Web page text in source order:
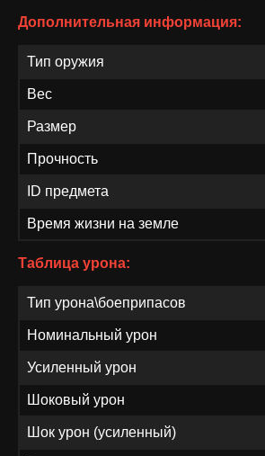
Дополнительная информация:
Тип оружия
Вес
Размер
Прочность
ID предмета
Время жизни на земле
Таблица урона:
Тип урона\боеприпасов
Номинальный урон
Усиленный урон
Шоковый урон
Шок урон (усиленный)